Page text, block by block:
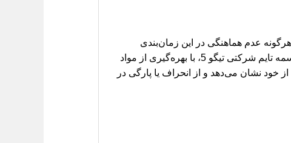
عدم هماهنگی در این زمان‌بندی
می‌تواند منجر به برخورد پیستون با سوپاپ‌ها و در نتیجه خرابی‌های پرهزینه و جبران‌ناپذیر در موتور شود. تسمه تایم شرکتی تیگو 5، با بهره‌گیری از مواد
خود نشان می‌دهد و از انحراف یا پارگی در